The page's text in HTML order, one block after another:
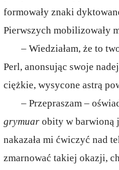
formowały znaki
Pierwszych mobilizowały
– Wiedziałam, że to
Perl, anonsując swoje
ciężkie, wysycone astrą
– Przepraszam –
grymuar obity w barwioną
nakazała mi ćwiczyć nad
zmarnować takiej okazji,